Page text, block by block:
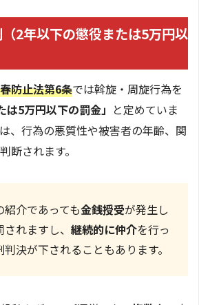
2年以下の懲役または5万円以
防止法第6条では斡旋・周旋行為を
は5万円以下の罰金」 と定めていま
、行為の悪質性や被害者の年齢、関
断されます。
介であっても金銭授受が発生し
れますし、 継続的に仲介を行っ
決が下されることもあります。